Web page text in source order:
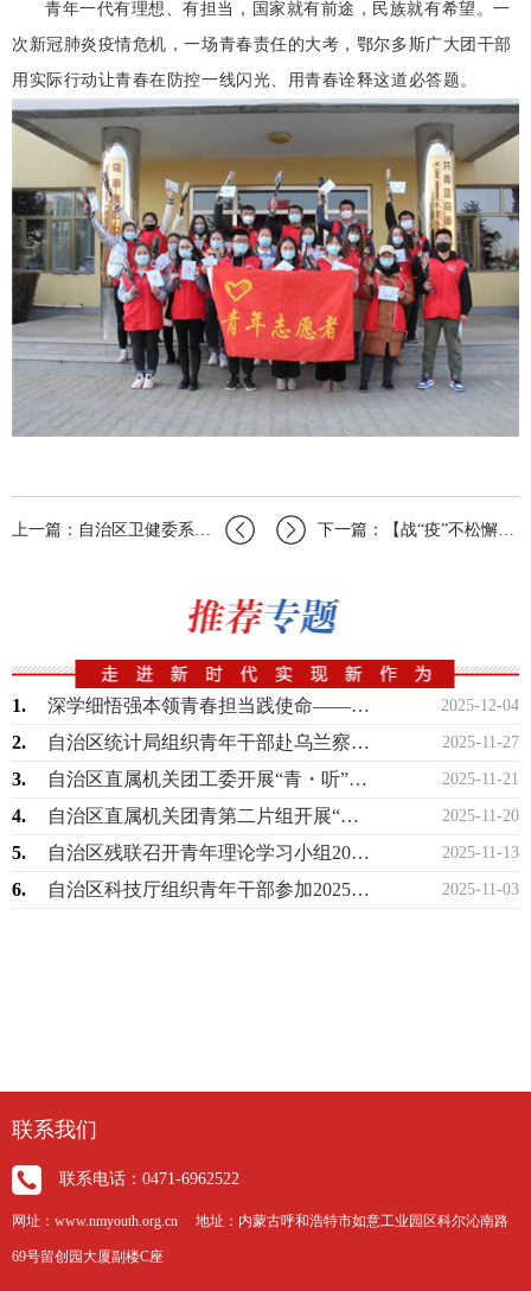
青年一代有理想、有担当，国家就有前途，民族就有希望。一
次新冠肺炎疫情危机，一场青春责任的大考，鄂尔多斯广大团干部
用实际行动让青春在防控一线闪光、用青春诠释这道必答题。
上一篇：自治区卫健委系统团委学习贯彻习近平总书记五四寄语精神暨战疫故事分享会成功… 下一篇：【战“疫”不松懈，复工劲头足】基层团干部在行动（九）
2025-12-04
1. 深学细悟强本领青春担当践使命——自治区机关事务管理局青年理论学习小组开展专题学习
2025-11-27
2. 自治区统计局组织青年干部赴乌兰察布市、呼和浩特市开展“以数为基”调研实践活动
2025-11-21
3. 自治区直属机关团工委开展“青・听”谈心交流活动
2025-11-20
4. 自治区直属机关团青第二片组开展“青春向党·深学笃行”主题团日活动
2025-11-13
5. 自治区残联召开青年理论学习小组2025年第3次集体学习研讨
2025-11-03
6. 自治区科技厅组织青年干部参加2025年“青年科学家百城行”走进内蒙古活动
联系我们
联系电话：0471-6962522
网址：www.nmyouth.org.cn 地址：内蒙古呼和浩特市如意工业园区科尔沁南路
69号留创园大厦副楼C座